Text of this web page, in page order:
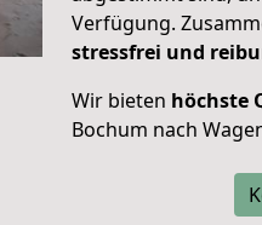
Verfügung.
stressfrei und
Wir bieten höchste
Bochum nach